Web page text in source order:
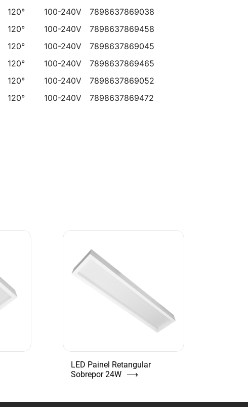
120° 100-240V
7898637869038
120° 100-240V
7898637869458
120° 100-240V
7898637869045
120° 100-240V
7898637869465
120° 100-240V
7898637869052
120° 100-240V 7898637869472
LED Painel Retangular
Sobrepor 24W ⟶